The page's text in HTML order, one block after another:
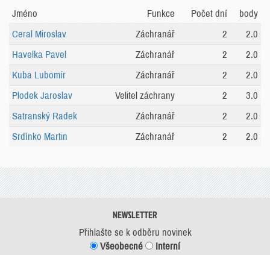
Jméno Funkce Počet dní
body
Ceral Miroslav
Záchranář 2
2.0
Havelka Pavel
Záchranář 2
2.0
Kuba Lubomír
Záchranář 2
2.0
Plodek Jaroslav
Velitel záchrany 2
3.0
Satranský Radek
Záchranář 2
2.0
Srdínko Martin
Záchranář 2 2.0
NEWSLETTER
Přihlašte se k odběru novinek
Všeobecné
Interní